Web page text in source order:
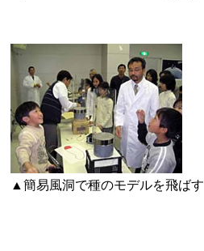
▲簡易風洞で種のモデルを飛ばす